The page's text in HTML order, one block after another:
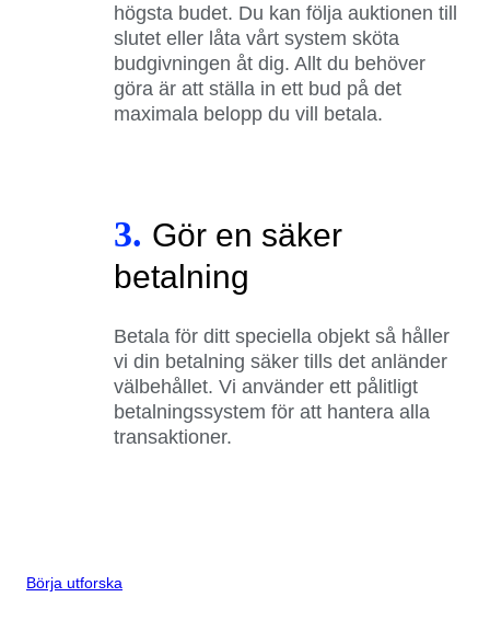
högsta budet. Du kan följa auktionen till
slutet eller låta vårt system sköta
budgivningen åt dig. Allt du behöver
göra är att ställa in ett bud på det
maximala belopp du vill betala.
3. Gör en säker
betalning
Betala för ditt speciella objekt så håller
vi din betalning säker tills det anländer
välbehållet. Vi använder ett pålitligt
betalningssystem för att hantera alla
transaktioner.
Börja utforska